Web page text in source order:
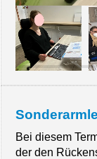
Bei diesem
der den